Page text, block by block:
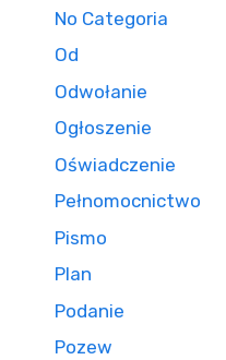
No Categoria
Od
Odwołanie
Ogłoszenie
Oświadczenie
Pełnomocnictwo
Pismo
Plan
Podanie
Pozew